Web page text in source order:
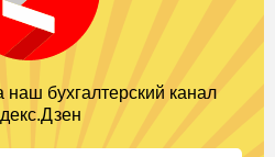
бухгалтерский канал